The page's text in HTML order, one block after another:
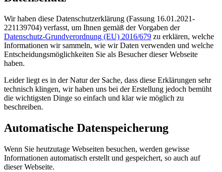
Wir haben diese Datenschutzerklärung (Fassung 16.01.2021-
221139704) verfasst, um Ihnen gemäß der Vorgaben der
Datenschutz-Grundverordnung (EU) 2016/679 zu erklären, welche
Informationen wir sammeln, wie wir Daten verwenden und welche
Entscheidungsmöglichkeiten Sie als Besucher dieser Webseite
haben.
Leider liegt es in der Natur der Sache, dass diese Erklärungen sehr
technisch klingen, wir haben uns bei der Erstellung jedoch bemüht
die wichtigsten Dinge so einfach und klar wie möglich zu
beschreiben.
Automatische Datenspeicherung
Wenn Sie heutzutage Webseiten besuchen, werden gewisse
Informationen automatisch erstellt und gespeichert, so auch auf
dieser Webseite.